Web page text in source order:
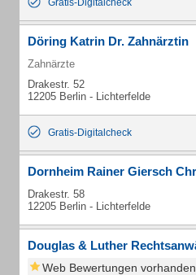
Gratis-Digitalcheck
Döring Katrin Dr. Zahnärztin
Zahnärzte
Drakestr. 52
12205 Berlin - Lichterfelde
Gratis-Digitalcheck
Dornheim Rainer Giersch
Drakestr. 58
12205 Berlin - Lichterfelde
Douglas & Luther
Web Bewertungen vorhanden